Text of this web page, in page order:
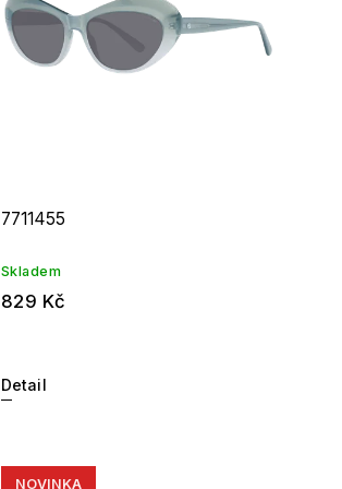
7711455
Skladem
829 Kč
Detail
NOVINKA